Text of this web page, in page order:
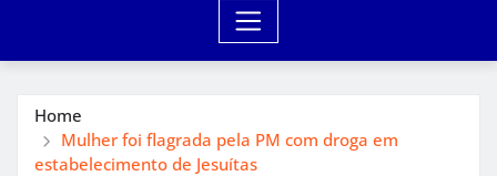
Home
Mulher foi flagrada pela PM com droga em
estabelecimento de Jesuítas